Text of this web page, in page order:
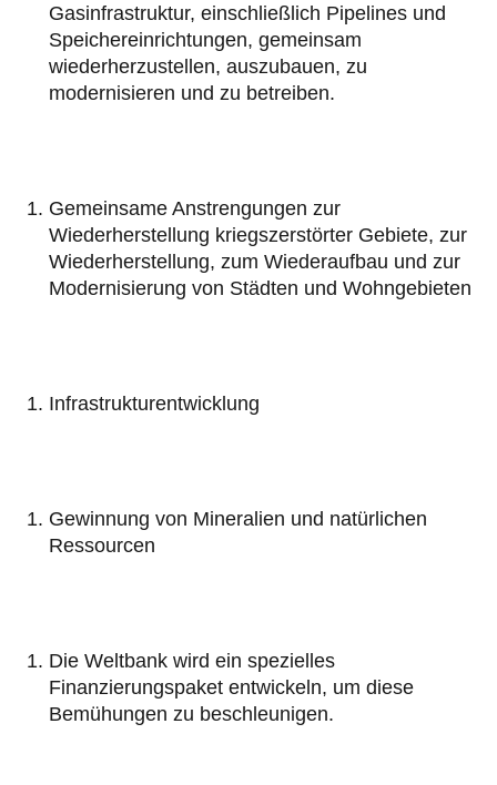
Gasinfrastruktur, einschließlich Pipelines und
Speichereinrichtungen, gemeinsam
wiederherzustellen, auszubauen, zu
modernisieren und zu betreiben.
Gemeinsame Anstrengungen zur
Wiederherstellung kriegszerstörter Gebiete, zur
Wiederherstellung, zum Wiederaufbau und zur
Modernisierung von Städten und Wohngebieten
Infrastrukturentwicklung
Gewinnung von Mineralien und natürlichen
Ressourcen
Die Weltbank wird ein spezielles
Finanzierungspaket entwickeln, um diese
Bemühungen zu beschleunigen.